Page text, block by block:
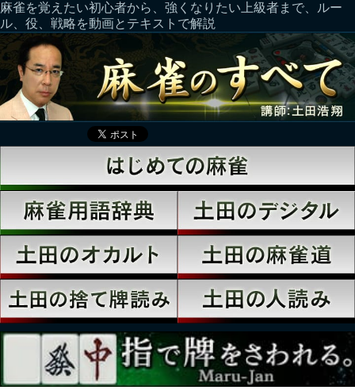
麻雀を覚えたい初心者から、強くなりたい上級者まで、ルー
ル、役、戦略を動画とテキストで解説